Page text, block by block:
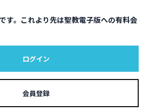
す。これより先は聖教電子版への有料会
ログイン
会員登録